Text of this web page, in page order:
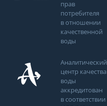
прав
потребителя
в отношении
качественной
воды
Аналитический
центр качества
воды
аккредитован
в соответствии